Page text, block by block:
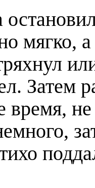
мягко, а
Затем
время,